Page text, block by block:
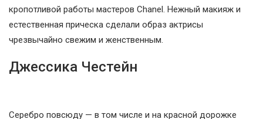
кропотливой работы мастеров Chanel. Нежный макияж и
естественная прическа сделали образ актрисы
чрезвычайно свежим и женственным.
Джессика Честейн
Серебро повсюду — в том числе и на красной дорожке